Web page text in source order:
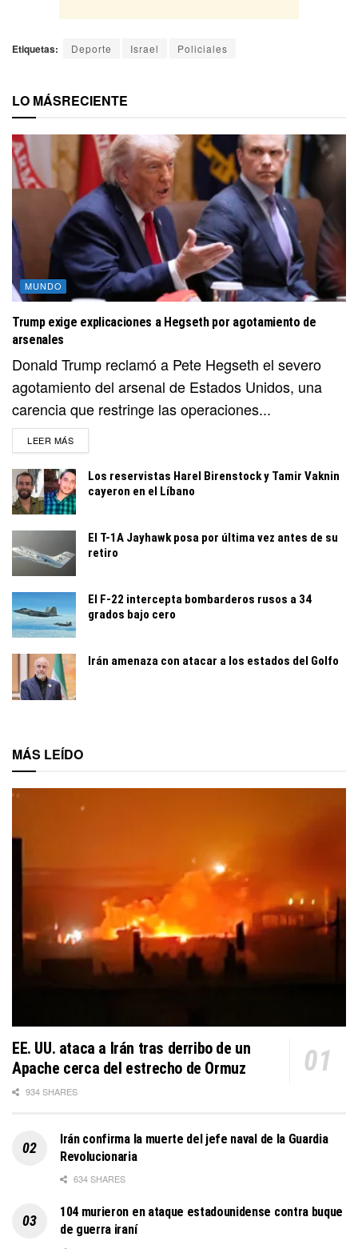
Etiquetas: Deporte Israel Policiales
LO MÁSRECIENTE
MUNDO
Trump exige explicaciones a Hegseth por agotamiento de
arsenales
Donald Trump reclamó a Pete Hegseth el severo
agotamiento del arsenal de Estados Unidos, una
carencia que restringe las operaciones...
LEER MÁSDETAILS
Los reservistas Harel Birenstock y Tamir Vaknin
cayeron en el Líbano
El T-1A Jayhawk posa por última vez antes de su
retiro
El F-22 intercepta bombarderos rusos a 34
grados bajo cero
Irán amenaza con atacar a los estados del Golfo
MÁS LEÍDO
EE. UU. ataca a Irán tras derribo de un
Apache cerca del estrecho de Ormuz
934 SHARES
Irán confirma la muerte del jefe naval de la Guardia
Revolucionaria
634 SHARES
104 murieron en ataque estadounidense contra buque
de guerra iraní